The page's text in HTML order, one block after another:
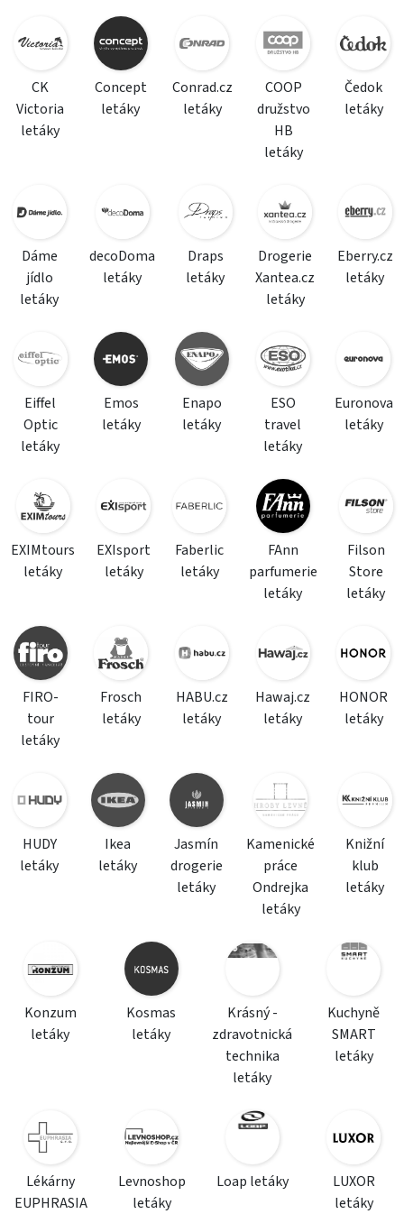
CK
Victoria
letáky
Concept
letáky
Conrad.cz
letáky
COOP
družstvo
HB
letáky
Čedok
letáky
Dáme
jídlo
letáky
decoDoma
letáky
Draps
letáky
Drogerie
Xantea.cz
letáky
Eberry.cz
letáky
Eiffel
Optic
letáky
Emos
letáky
Enapo
letáky
ESO
travel
letáky
Euronova
letáky
EXIMtours
letáky
EXIsport
letáky
Faberlic
letáky
FAnn
parfumerie
letáky
Filson
Store
letáky
FIRO-
tour
letáky
Frosch
letáky
HABU.cz
letáky
Hawaj.cz
letáky
HONOR
letáky
HUDY
letáky
Ikea
letáky
Jasmín
drogerie
letáky
Kamenické
práce
Ondrejka
letáky
Knižní
klub
letáky
Konzum
letáky
Kosmas
letáky
Krásný -
zdravotnická
technika
letáky
Kuchyně
SMART
letáky
Lékárny
EUPHRASIA
Levnoshop
letáky
Loap letáky
LUXOR
letáky